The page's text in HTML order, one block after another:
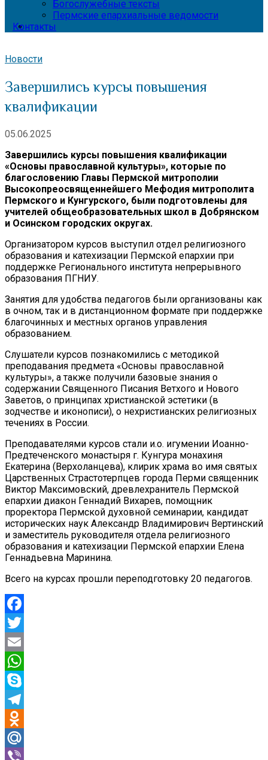
Богослужебные тексты
Пермские епархиальные ведомости
Контакты
Новости
Завершились курсы повышения
квалификации
05.06.2025
Завершились курсы повышения квалификации
«Основы православной культуры», которые по
благословению Главы Пермской митрополии
Высокопреосвященнейшего Мефодия митрополита
Пермского и Кунгурского, были подготовлены для
учителей общеобразовательных школ в Добрянском
и Осинском городских округах.
Организатором курсов выступил отдел религиозного
образования и катехизации Пермской епархии при
поддержке Регионального института непрерывного
образования ПГНИУ.
Занятия для удобства педагогов были организованы как
в очном, так и в дистанционном формате при поддержке
благочинных и местных органов управления
образованием.
Слушатели курсов познакомились с методикой
преподавания предмета «Основы православной
культуры», а также получили базовые знания о
содержании Священного Писания Ветхого и Нового
Заветов, о принципах христианской эстетики (в
зодчестве и иконописи), о нехристианских религиозных
течениях в России.
Преподавателями курсов стали и.о. игумении Иоанно-
Предтеченского монастыря г. Кунгура монахиня
Екатерина (Верхоланцева), клирик храма во имя святых
Царственных Страстотерпцев города Перми священник
Виктор Максимовский, древлехранитель Пермской
епархии диакон Геннадий Вихарев, помощник
проректора Пермской духовной семинарии, кандидат
исторических наук Александр Владимирович Вертинский
и заместитель руководителя отдела религиозного
образования и катехизации Пермской епархии Елена
Геннадьевна Маринина.
Всего на курсах прошли переподготовку 20 педагогов.
Facebook
Twitter
Email
WhatsApp
Skype
Telegram
Odnoklassniki
Mail.Ru